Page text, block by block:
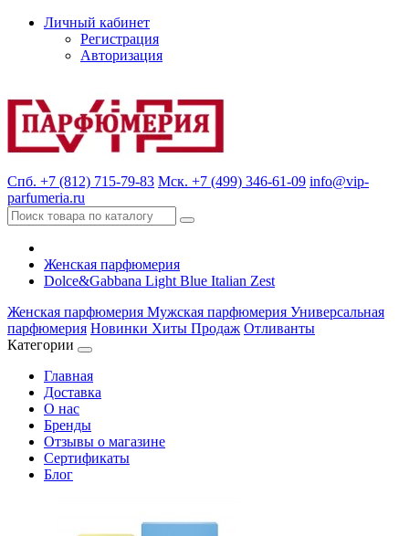
Личный кабинет
Регистрация
Авторизация
Спб. +7 (812) 715-79-83 Мск. +7 (499) 346-61-09 info@vip-
parfumeria.ru
Женская парфюмерия
Dolce&Gabbana Light Blue Italian Zest
Женская парфюмерия Мужская парфюмерия Универсальная
парфюмерия Новинки Хиты Продаж Отливанты
Категории
Главная
Доставка
О нас
Бренды
Отзывы о магазине
Сертификаты
Блог